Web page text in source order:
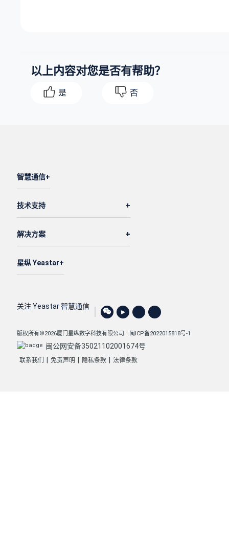
以上内容对您是否有帮助？
是 否
智慧通信
技术支持
解决方案
星纵 Yeastar
关注 Yeastar 智慧通信
版权所有©2026厦门星纵数字科技有限公司 闽ICP备2022015818号-1
闽公网安备35021102001674号
联系我们 免责声明 隐私条款 法律条款